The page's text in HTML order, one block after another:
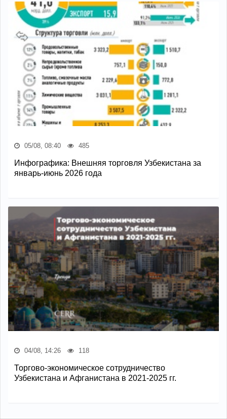
05/08, 08:40 485
Инфографика: Внешняя торговля Узбекистана за
январь-июнь 2026 года
04/08, 14:26 118
Торгово-экономическое сотрудничество
Узбекистана и Афганистана в 2021-2025 гг.